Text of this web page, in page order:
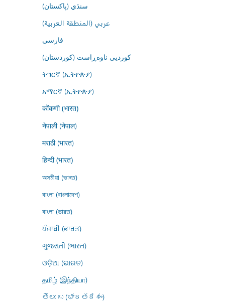
سنڌي (پاکستان)
عربي (المنطقة العربية)
فارسى
کوردیی ناوەڕاست (کوردستان)
ትግርኛ (ኢትዮጵያ)
አማርኛ (ኢትዮጵያ)
कोंकणी (भारत)
नेपाली (नेपाल)
मराठी (भारत)
हिन्दी (भारत)
অসমীয়া (ভাৰত)
বাংলা (বাংলাদেশ)
বাংলা (ভারত)
ਪੰਜਾਬੀ (ਭਾਰਤ)
ગુજરાતી (ભારત)
ଓଡ଼ିଆ (ଭାରତ)
தமிழ் (இந்தியா)
తెలుగు (భారతదేశం)